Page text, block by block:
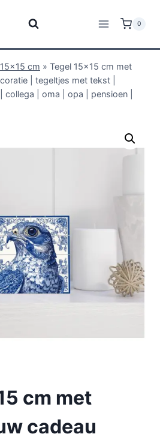
0
cm » Tegel 15×15 cm met
| tegeltjes met tekst |
| oma | opa | pensioen |
cm met
cadeau